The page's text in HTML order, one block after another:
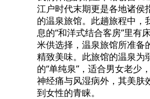
江户时代末期更是各地诸侯
的温泉旅馆。此趟旅程中，
息的“和洋式结合客房”里有
米供选择，温泉旅馆所准备
精致美味。此旅馆的温泉为
的“单纯泉”，适合男女老少
神经痛与风湿病外，其美肤
到女性的青睐。